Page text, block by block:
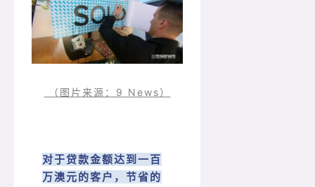
（图片来源：9 News）
对于贷款金额达到一百
万澳元的客户，节省的